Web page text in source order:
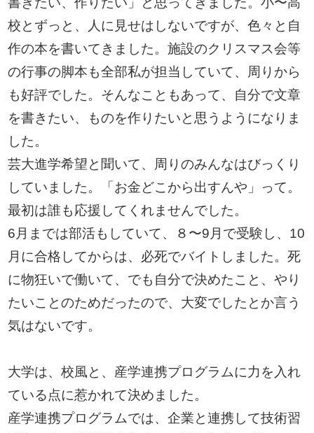
校とずっと、人に見せはしないですが、色々と自
作の本を書いてきました。施設のクリスマス会等
の行事の脚本も全部私が担当していて、周りから
も好評でした。そんなこともあって、自分で文章
を書きたい、ものを作りたいと思うようになりま
した。
芸大進学希望と聞いて、周りのみんなはびっくり
していました。「お金どこから出すんや」って。
最初は誰も応援してくれませんでした。
6月までは部活もしていて、８〜9月で受験し、10
月に合格してからは、必死でバイトしました。死
に物狂いで働いて、でも自分で決めたこと、やり
たいことのためだったので、大変でしたとか言う
気はないです。
大学は、校風と、産学連携プログラムに力を入れ
ている点に惹かれて決めました。
産学連携プログラムでは、企業と連携して技術習